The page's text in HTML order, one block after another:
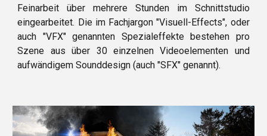
Feinarbeit über mehrere Stunden im Schnittstudio
eingearbeitet. Die im Fachjargon "Visuell-Effects", oder
auch "VFX" genannten Spezialeffekte bestehen pro
Szene aus über 30 einzelnen Videoelementen und
aufwändigem Sounddesign (auch "SFX" genannt).